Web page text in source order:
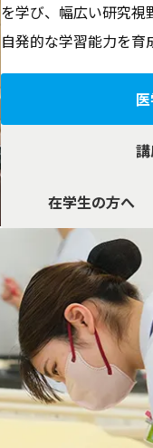
を学び、幅広い研究視
自発的な学習能力を育
在学生の方へ